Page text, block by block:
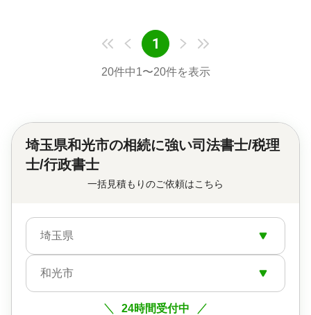
1
20件中1〜20件を表示
埼玉県和光市の相続に強い司法書士/税理
士/行政書士
一括見積もりのご依頼はこちら
埼玉県
和光市
24時間受付中